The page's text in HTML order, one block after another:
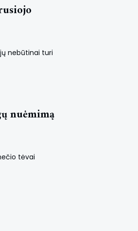
nebūtinai turi
nuėmimą
tėvai